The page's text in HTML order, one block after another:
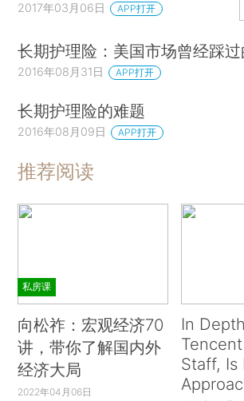
2017年03月06日 APP打开
长期护理险：美国市场曾经踩
2016年08月31日 APP打开
长期护理险的难题
2016年08月09日 APP打开
推荐阅读
私房课
向松祚：宏观经济70
讲，带你了解国内外
经济大局
2022年04月06日
In
Staff, Is